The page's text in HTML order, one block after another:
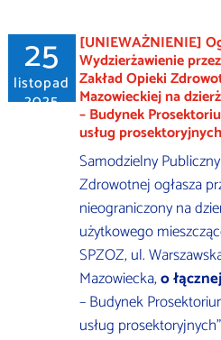
25
listopad
2025
[UNIEWAŻNIENIE]
Wydzierżawienie
Zakład Opieki
Mazowieckiej na
– Budynek
usług
Samodzielny
Zdrowotnej ogłasza
nieograniczony na
użytkowego
SPZOZ, ul.
Mazowiecka,o
– Budynek
usług